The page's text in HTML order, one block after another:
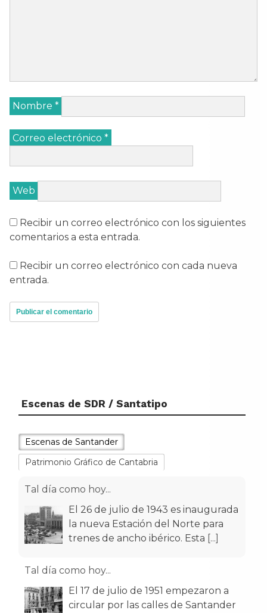
Nombre *
Correo electrónico *
Web
Recibir un correo electrónico con los siguientes
comentarios a esta entrada.
Recibir un correo electrónico con cada nueva
entrada.
Escenas de SDR / Santatipo
Escenas de Santander
Patrimonio Gráfico de Cantabria
Tal día como hoy...
El 26 de julio de 1943 es inaugurada
la nueva Estación del Norte para
trenes de ancho ibérico. Esta [...]
Tal día como hoy...
El 17 de julio de 1951 empezaron a
circular por las calles de Santander